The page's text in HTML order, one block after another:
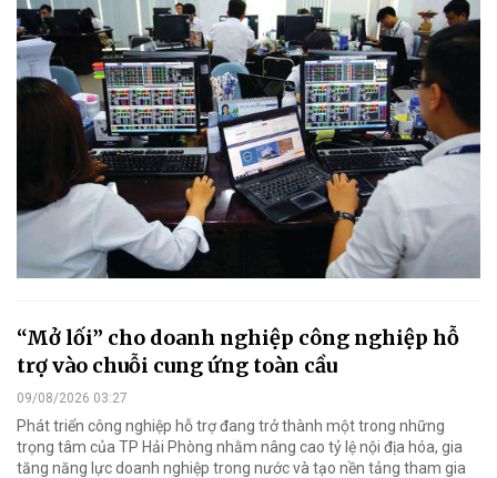
“Mở lối” cho doanh nghiệp công nghiệp hỗ
trợ vào chuỗi cung ứng toàn cầu
09/08/2026 03:27
Phát triển công nghiệp hỗ trợ đang trở thành một trong những
trọng tâm của TP Hải Phòng nhằm nâng cao tỷ lệ nội địa hóa, gia
tăng năng lực doanh nghiệp trong nước và tạo nền tảng tham gia